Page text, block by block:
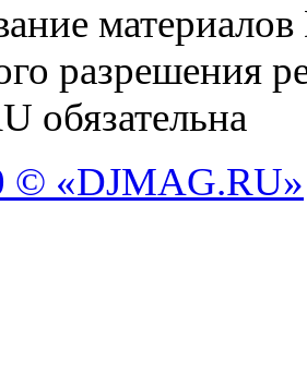
разрешения
обязательна
© «DJMAG.RU»